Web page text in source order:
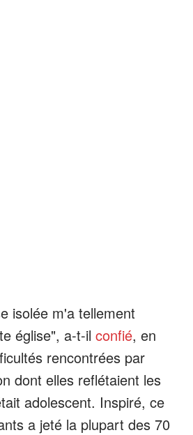
isolée m'a tellement
église", a-t-il confié, en
rencontrées par
dont elles reflétaient les
adolescent. Inspiré, ce
a jeté la plupart des 70